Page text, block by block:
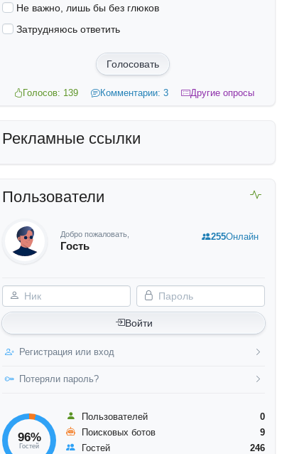
Не важно, лишь бы без глюков
Затрудняюсь ответить
Голосовать
Голосов: 139 Комментарии: 3 Другие опросы
Рекламные ссылки
Пользователи
Добро пожаловать,
Гость
Ник Пароль
Войти
Регистрация или вход
Потеряли пароль?
255Онлайн
96%
Гостей
Пользователей
0
Поисковых ботов
9
Гостей
246